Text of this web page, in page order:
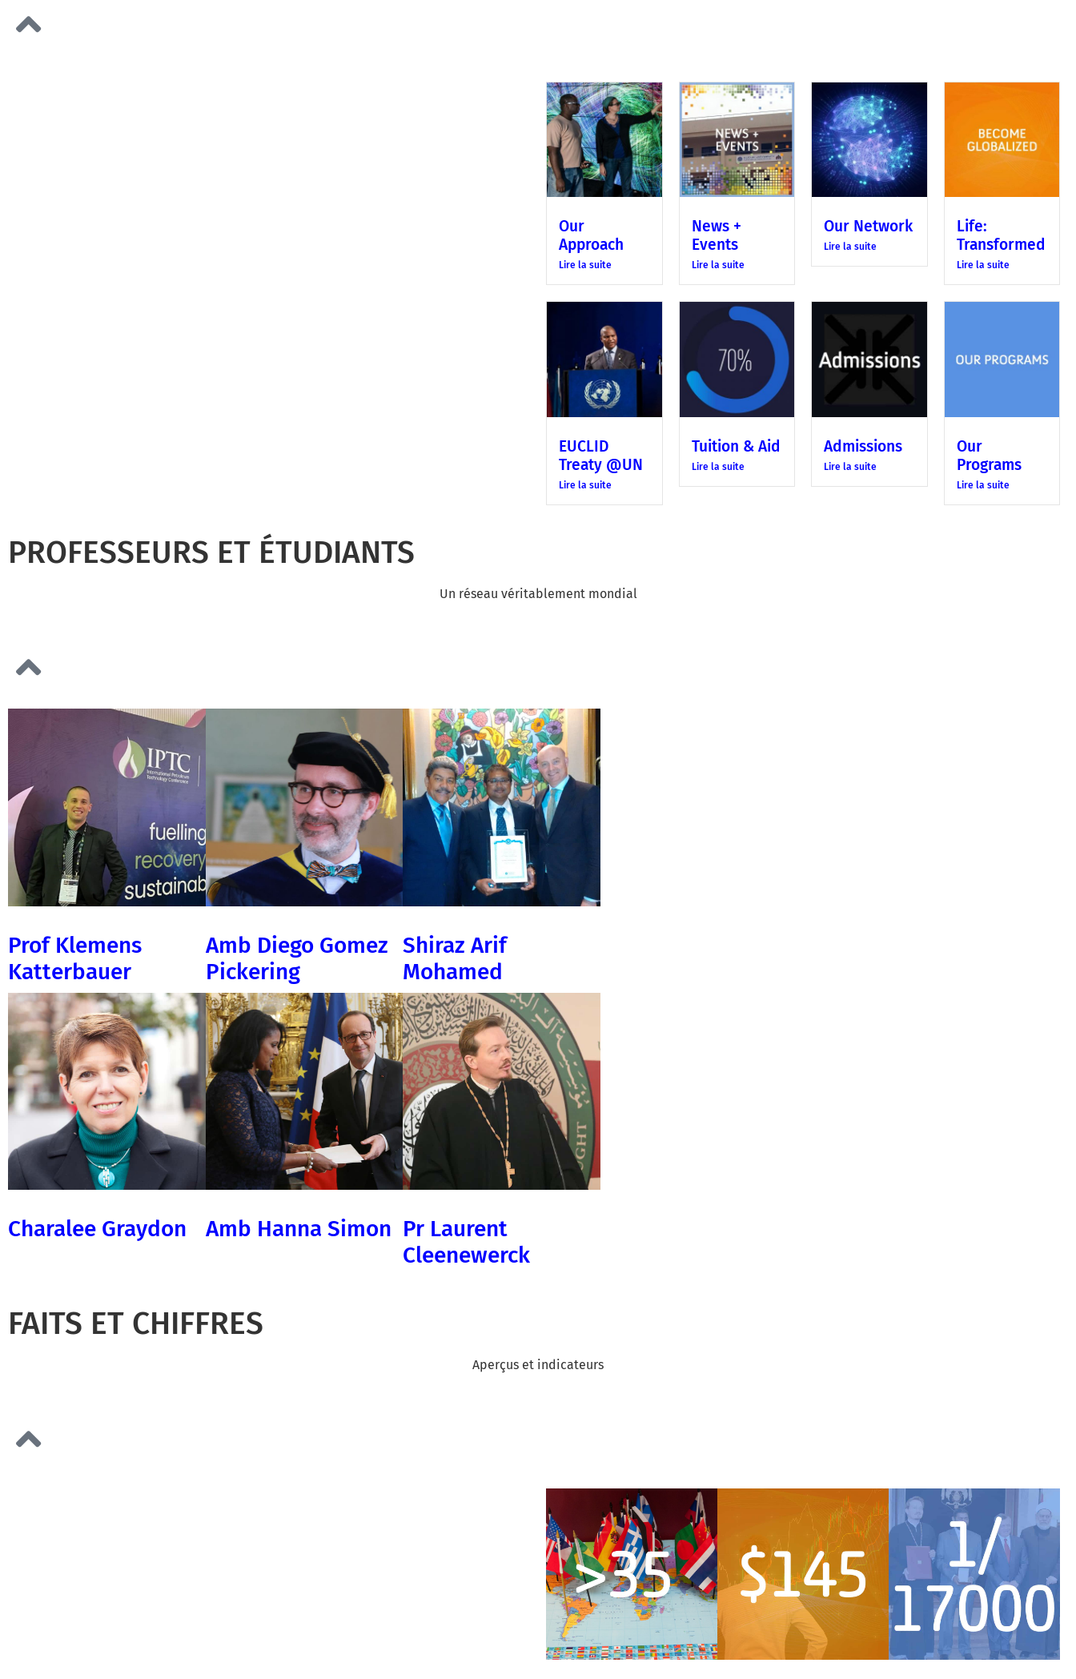
Our
Approach
Lire la suite
News +
Events
Lire la suite
Our Network
Lire la suite
Life:
Transformed
Lire la suite
EUCLID
Treaty @UN
Lire la suite
Tuition & Aid
Lire la suite
Admissions
Lire la suite
Our
Programs
Lire la suite
PROFESSEURS ET ÉTUDIANTS
Un réseau véritablement mondial
Prof Klemens
Katterbauer
Amb Diego Gomez
Pickering
Shiraz Arif
Mohamed
Charalee Graydon Amb Hanna Simon Pr Laurent
Cleenewerck
FAITS ET CHIFFRES
Aperçus et indicateurs